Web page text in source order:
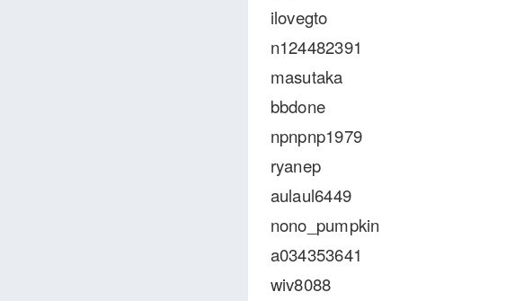
ilovegto
n124482391
masutaka
bbdone
npnpnp1979
ryanep
aulaul6449
nono_pumpkin
a034353641
wiv8088